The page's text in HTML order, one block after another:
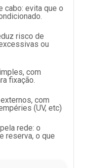
cabo: evita que o
risco de
ou
com
fixação.
com
(UV, etc)
rede: o
reserva, o que